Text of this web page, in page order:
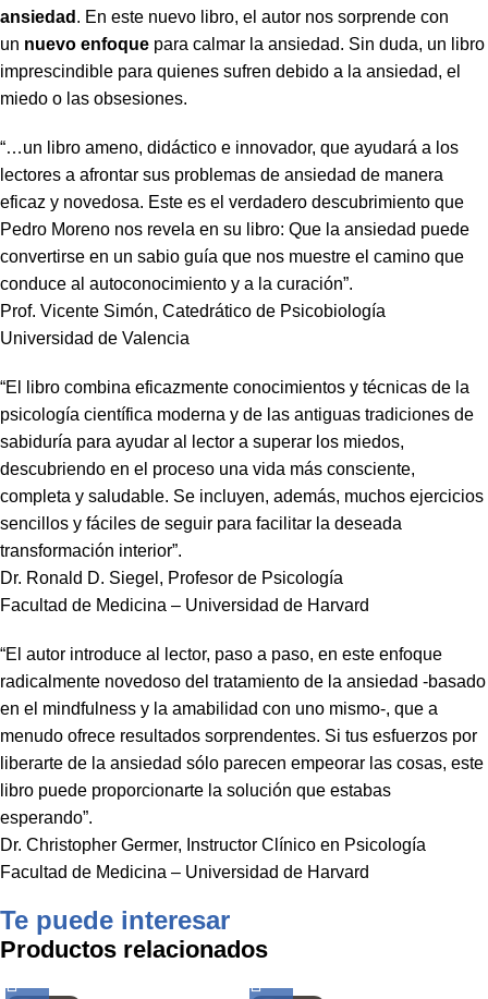
ansiedad . En este nuevo libro, el autor nos sorprende con
un nuevo enfoque para calmar la ansiedad. Sin duda, un libro
imprescindible para quienes sufren debido a la ansiedad, el
miedo o las obsesiones.
“…un libro ameno, didáctico e innovador, que ayudará a los
lectores a afrontar sus problemas de ansiedad de manera
eficaz y novedosa. Este es el verdadero descubrimiento que
Pedro Moreno nos revela en su libro: Que la ansiedad puede
convertirse en un sabio guía que nos muestre el camino que
conduce al autoconocimiento y a la curación”.
Prof. Vicente Simón, Catedrático de Psicobiología
Universidad de Valencia
“El libro combina eficazmente conocimientos y técnicas de la
psicología científica moderna y de las antiguas tradiciones de
sabiduría para ayudar al lector a superar los miedos,
descubriendo en el proceso una vida más consciente,
completa y saludable. Se incluyen, además, muchos ejercicios
sencillos y fáciles de seguir para facilitar la deseada
transformación interior”.
Dr. Ronald D. Siegel, Profesor de Psicología
Facultad de Medicina – Universidad de Harvard
“El autor introduce al lector, paso a paso, en este enfoque
radicalmente novedoso del tratamiento de la ansiedad -basado
en el mindfulness y la amabilidad con uno mismo-, que a
menudo ofrece resultados sorprendentes. Si tus esfuerzos por
liberarte de la ansiedad sólo parecen empeorar las cosas, este
libro puede proporcionarte la solución que estabas
esperando”.
Dr. Christopher Germer, Instructor Clínico en Psicología
Facultad de Medicina – Universidad de Harvard
Te puede interesar
Productos relacionados